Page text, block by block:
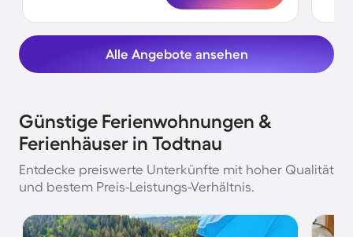
Alle Angebote ansehen
Günstige Ferienwohnungen &
Ferienhäuser in Todtnau
Entdecke preiswerte Unterkünfte mit hoher Qualität
und bestem Preis-Leistungs-Verhältnis.